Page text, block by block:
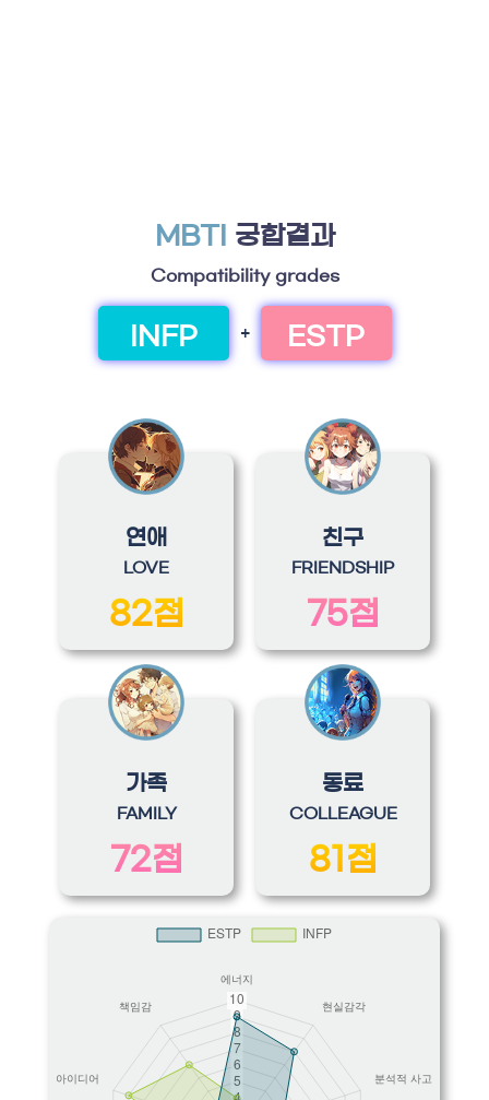
MBTI 궁합결과
Compatibility grades
INFP + ESTP
연애
LOVE
82점
친구
FRIENDSHIP
75점
가족
FAMILY
72점
동료
COLLEAGUE
81점